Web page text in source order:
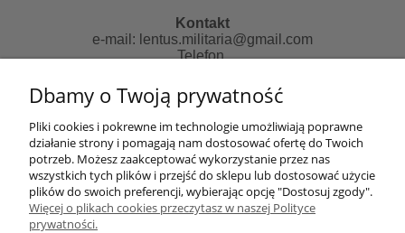
Kontakt
e-mail: lentus.militaria@gmail.com
Telefon
Zapraszamy do skorzystania z naszych usług:
Strona informacyjna:
http://lentus-militaria.pl/
oraz usług Agencji fotograficznej
http://zatrzymanewkadrze.com.pl/
Dbamy o Twoją prywatność
Pliki cookies i pokrewne im technologie umożliwiają poprawne
działanie strony i pomagają nam dostosować ofertę do Twoich
potrzeb. Możesz zaakceptować wykorzystanie przez nas
wszystkich tych plików i przejść do sklepu lub dostosować użycie
plików do swoich preferencji, wybierając opcję "Dostosuj zgody".
Więcej o plikach cookies przeczytasz w naszej Polityce
prywatności.